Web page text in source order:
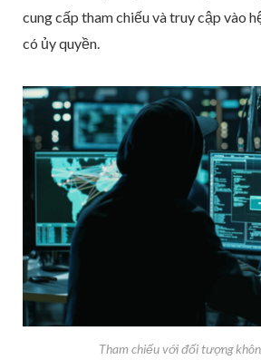
cung cấp tham chiếu và truy cập vào
có ủy quyền.
Tham chiếu với đối tượng